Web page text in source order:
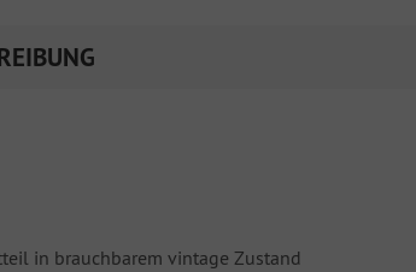
in brauchbarem vintage Zustand